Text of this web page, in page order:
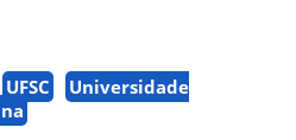
UFSC
Universidade